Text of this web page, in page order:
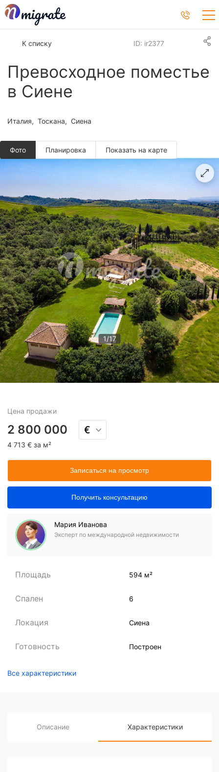
К списку
Превосходное поместье
в Сиене
ID: ir2377
Италия Тоскана Сиена
Фото
1/17
Планировкa Показать на карте
Цена продажи
2 800 000
4 713 € за м²
Записаться на просмотр
Получить консультацию
Мария Иванова
Эксперт по международной недвижимости
Площадь 594 м²
Спален 6
Локация Сиена
Готовность Построен
Все характеристики
Описание Характеристики